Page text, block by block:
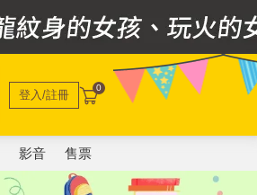
登入/註冊 0
影音 售票